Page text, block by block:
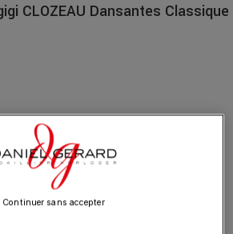
CLOZEAU Dansantes Classique
gigi en or et diamants incarnent
que la vie offre.
or 18 carats et diamants avec
sur chaîne classique
Continuer sans accepter